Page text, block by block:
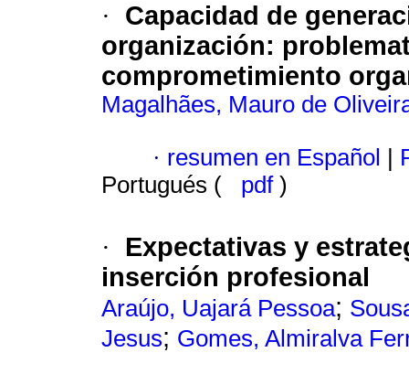
·
Capacidad de
organización:
comprometimiento
Magalhães, Mauro de
· resumen en Español
Portugués (
pdf )
·
Expectativas y
inserción profesional
Araújo, Uajará Pessoa;
Jesus; Gomes, Almiralva